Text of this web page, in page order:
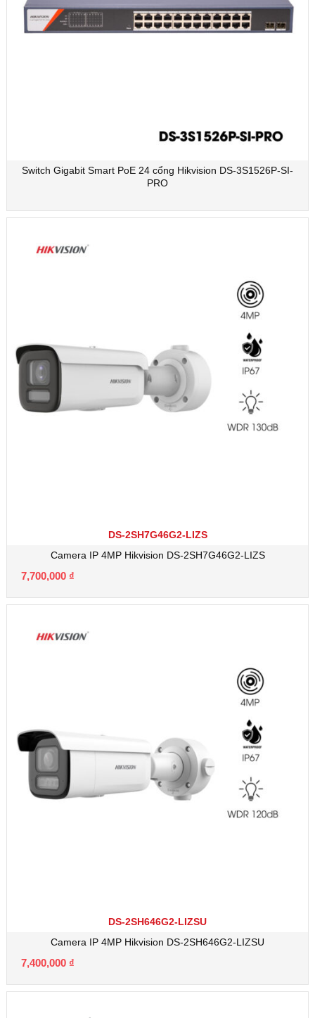
Switch Gigabit Smart PoE 24 cổng Hikvision DS-3S1526P-SI-
PRO
DS-2SH7G46G2-LIZS
Camera IP 4MP Hikvision DS-2SH7G46G2-LIZS
7,700,000 ₫
DS-2SH646G2-LIZSU
Camera IP 4MP Hikvision DS-2SH646G2-LIZSU
7,400,000 ₫